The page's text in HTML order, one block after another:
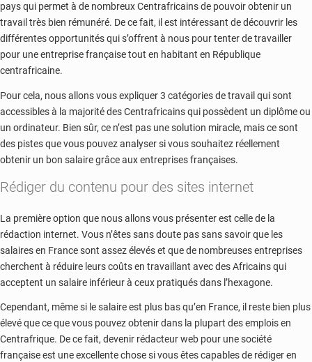
pays qui permet à de nombreux Centrafricains de pouvoir obtenir un
travail très bien rémunéré. De ce fait, il est intéressant de découvrir les
différentes opportunités qui s’offrent à nous pour tenter de travailler
pour une entreprise française tout en habitant en République
centrafricaine.
Pour cela, nous allons vous expliquer 3 catégories de travail qui sont
accessibles à la majorité des Centrafricains qui possèdent un diplôme ou
un ordinateur. Bien sûr, ce n’est pas une solution miracle, mais ce sont
des pistes que vous pouvez analyser si vous souhaitez réellement
obtenir un bon salaire grâce aux entreprises françaises.
Rédiger du contenu pour des sites internet
La première option que nous allons vous présenter est celle de la
rédaction internet. Vous n’êtes sans doute pas sans savoir que les
salaires en France sont assez élevés et que de nombreuses entreprises
cherchent à réduire leurs coûts en travaillant avec des Africains qui
acceptent un salaire inférieur à ceux pratiqués dans l’hexagone.
Cependant, même si le salaire est plus bas qu’en France, il reste bien plus
élevé que ce que vous pouvez obtenir dans la plupart des emplois en
Centrafrique. De ce fait, devenir rédacteur web pour une société
française est une excellente chose si vous êtes capables de rédiger en